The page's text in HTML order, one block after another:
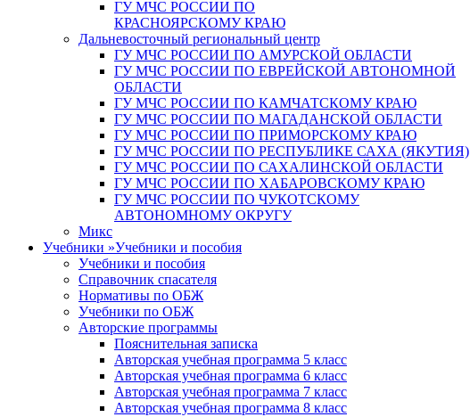
ГУ МЧС РОССИИ ПО
КРАСНОЯРСКОМУ КРАЮ
Дальневосточный региональный центр
ГУ МЧС РОССИИ ПО АМУРСКОЙ ОБЛАСТИ
ГУ МЧС РОССИИ ПО ЕВРЕЙСКОЙ АВТОНОМНОЙ
ОБЛАСТИ
ГУ МЧС РОССИИ ПО КАМЧАТСКОМУ КРАЮ
ГУ МЧС РОССИИ ПО МАГАДАНСКОЙ ОБЛАСТИ
ГУ МЧС РОССИИ ПО ПРИМОРСКОМУ КРАЮ
ГУ МЧС РОССИИ ПО РЕСПУБЛИКЕ САХА (ЯКУТИЯ)
ГУ МЧС РОССИИ ПО САХАЛИНСКОЙ ОБЛАСТИ
ГУ МЧС РОССИИ ПО ХАБАРОВСКОМУ КРАЮ
ГУ МЧС РОССИИ ПО ЧУКОТСКОМУ
АВТОНОМНОМУ ОКРУГУ
Микс
Учебники »Учебники и пособия
Учебники и пособия
Справочник спасателя
Нормативы по ОБЖ
Учебники по ОБЖ
Авторские программы
Пояснительная записка
Авторская учебная программа 5 класс
Авторская учебная программа 6 класс
Авторская учебная программа 7 класс
Авторская учебная программа 8 класс